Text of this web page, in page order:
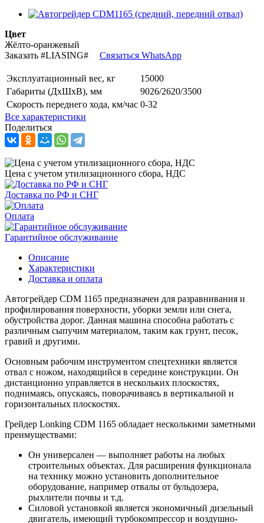
Цвет
Жёлто-оранжевый
Заказать #LIASING# Связаться WhatsApp
Эксплуатационный вес, кг
15000
Габариты (ДхШхВ), мм
9026/2620/3500
Скорость переднего хода, км/час 0-32
Все характеристики
Поделиться
Цена с учетом утилизационного сбора, НДС
Доставка по РФ и СНГ
Оплата
Гарантийное обслуживание
Описание
Характеристики
Доставка и оплата
Автогрейдер CDM 1165 предназначен для разравнивания и
профилирования поверхности, уборки земли или снега,
обустройства дорог. Данная машина способна работать с
различным сыпучим материалом, таким как грунт, песок,
гравий и другими.
Основным рабочим инструментом спецтехники является
отвал с ножом, находящийся в середине конструкции. Он
дистанционно управляется в нескольких плоскостях,
поднимаясь, опускаясь, поворачиваясь в вертикальной и
горизонтальных плоскостях.
Грейдер Lonking CDM 1165 обладает несколькими заметными
преимуществами:
Он универсален — выполняет работы на любых
строительных объектах. Для расширения функционала
на технику можно установить дополнительное
оборудование, например отвалы от бульдозера,
рыхлители почвы и т.д.
Силовой установкой является экономичный дизельный
двигатель, имеющий турбокомпрессор и воздушно-